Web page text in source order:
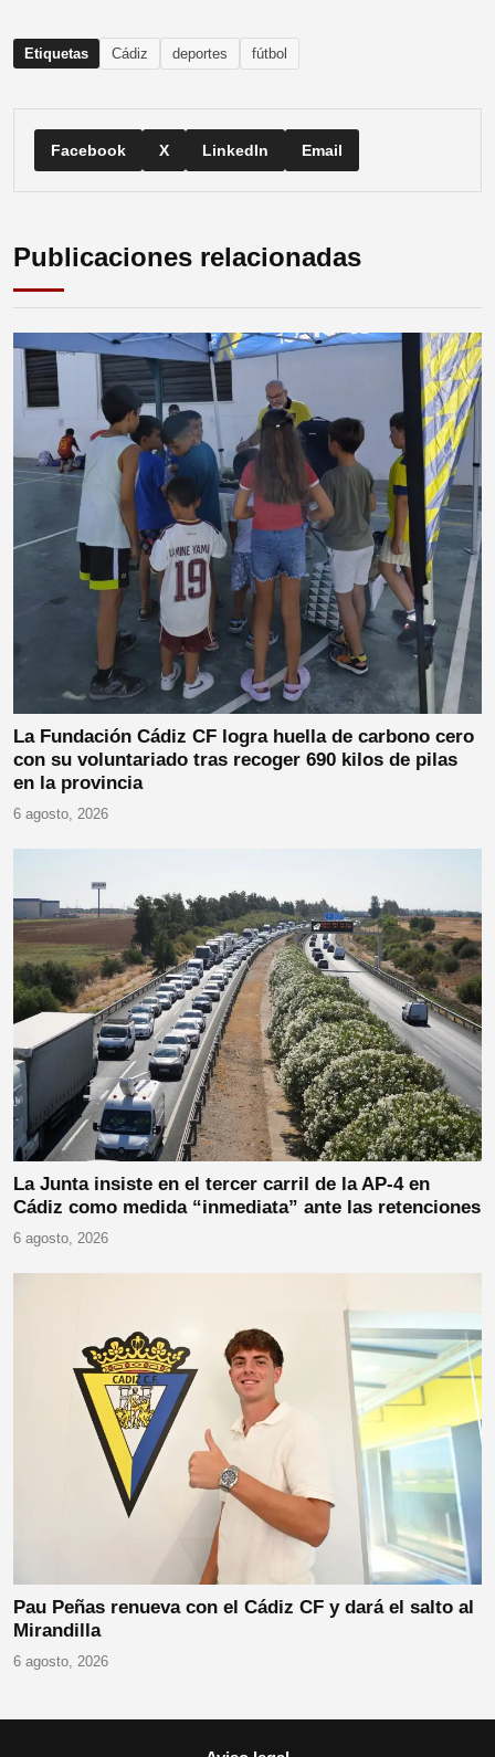
Etiquetas Cádiz deportes fútbol
Facebook X LinkedIn Email
Publicaciones relacionadas
La Fundación Cádiz CF logra huella de carbono cero
con su voluntariado tras recoger 690 kilos de pilas
en la provincia
6 agosto, 2026
La Junta insiste en el tercer carril de la AP-4 en
Cádiz como medida “inmediata” ante las retenciones
6 agosto, 2026
Pau Peñas renueva con el Cádiz CF y dará el salto al
Mirandilla
6 agosto, 2026